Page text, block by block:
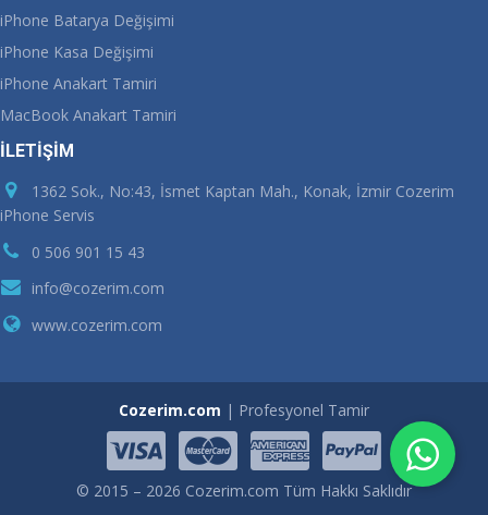
iPhone Batarya Değişimi
iPhone Kasa Değişimi
iPhone Anakart Tamiri
MacBook Anakart Tamiri
İLETİŞİM
1362 Sok., No:43, İsmet Kaptan Mah., Konak, İzmir Cozerim
iPhone Servis
0 506 901 15 43
info@cozerim.com
www.cozerim.com
Cozerim.com | Profesyonel Tamir
© 2015 – 2026 Cozerim.com Tüm Hakkı Saklıdır